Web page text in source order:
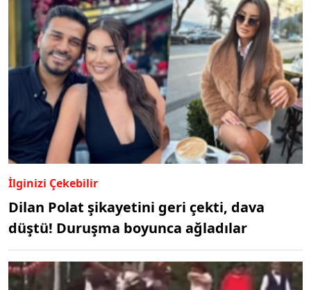
İlginizi Çekebilir
Dilan Polat şikayetini geri çekti, dava
düştü! Duruşma boyunca ağladılar